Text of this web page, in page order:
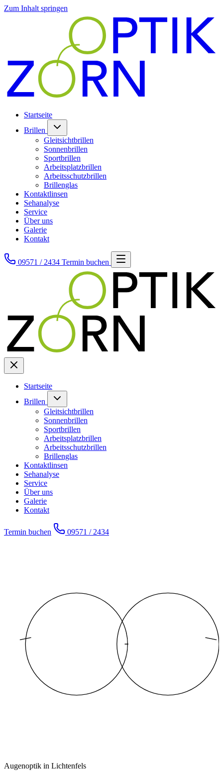
Zum Inhalt springen
Startseite
Brillen
Gleitsichtbrillen
Sonnenbrillen
Sportbrillen
Arbeitsplatzbrillen
Arbeitsschutzbrillen
Brillenglas
Kontaktlinsen
Sehanalyse
Service
Über uns
Galerie
Kontakt
09571 / 2434 Termin buchen
Startseite
Brillen
Gleitsichtbrillen
Sonnenbrillen
Sportbrillen
Arbeitsplatzbrillen
Arbeitsschutzbrillen
Brillenglas
Kontaktlinsen
Sehanalyse
Service
Über uns
Galerie
Kontakt
Termin buchen 09571 / 2434
Augenoptik in Lichtenfels